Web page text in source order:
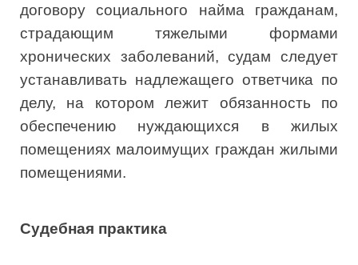
договору социального найма гражданам,
страдающим тяжелыми формами
хронических заболеваний, судам следует
устанавливать надлежащего ответчика по
делу, на котором лежит обязанность по
обеспечению нуждающихся в жилых
помещениях малоимущих граждан жилыми
помещениями.
Судебная практика